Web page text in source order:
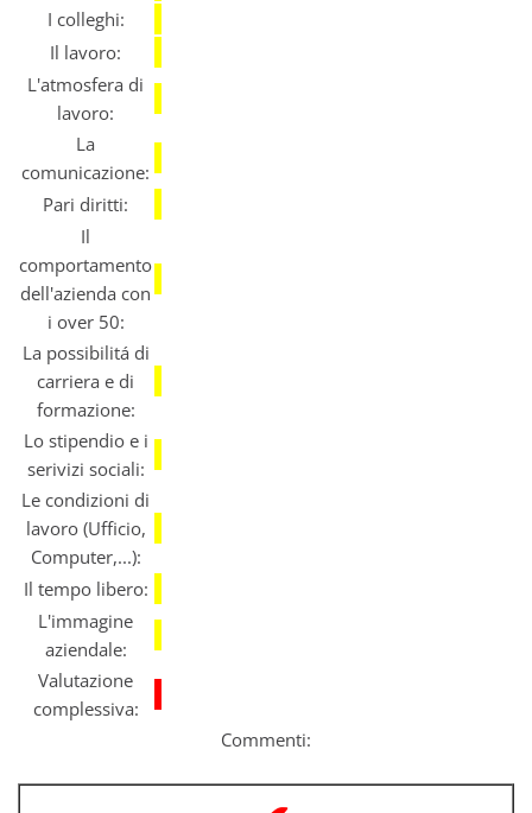
I colleghi:
Il lavoro:
L'atmosfera di
lavoro:
La
comunicazione:
Pari diritti:
Il
comportamento
dell'azienda con
i over 50:
La possibilitá di
carriera e di
formazione:
Lo stipendio e i
serivizi sociali:
Le condizioni di
lavoro (Ufficio,
Computer,...):
Il tempo libero:
L'immagine
aziendale:
Valutazione
complessiva:
Commenti: